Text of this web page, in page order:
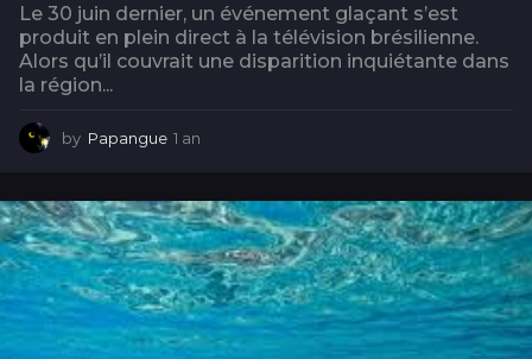
Le 30 juin dernier, un événement glaçant s’est
produit en plein direct à la télévision brésilienne.
Alors qu’il couvrait une disparition inquiétante dans
la région...
by Papangue 1 an